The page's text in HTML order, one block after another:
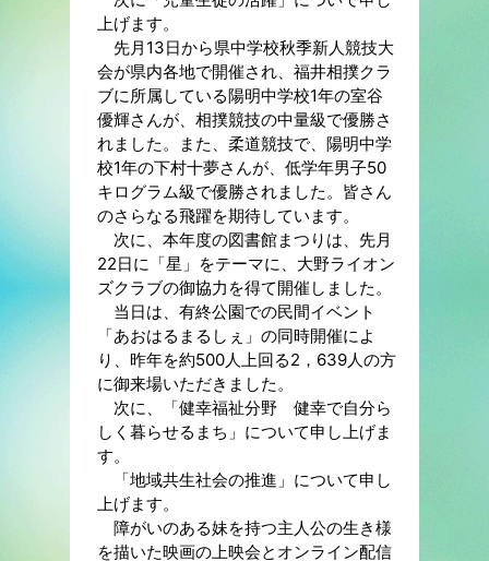
上げます。
先月13日から県中学校秋季新人競技大
会が県内各地で開催され、福井相撲クラ
ブに所属している陽明中学校1年の室谷
優輝さんが、相撲競技の中量級で優勝さ
れました。また、柔道競技で、陽明中学
校1年の下村十夢さんが、低学年男子50
キログラム級で優勝されました。皆さん
のさらなる飛躍を期待しています。
次に、本年度の図書館まつりは、先月
22日に「星」をテーマに、大野ライオン
ズクラブの御協力を得て開催しました。
当日は、有終公園での民間イベント
「あおはるまるしぇ」の同時開催によ
り、昨年を約500人上回る2，639人の方
に御来場いただきました。
次に、「健幸福祉分野 健幸で自分ら
しく暮らせるまち」について申し上げま
す。
「地域共生社会の推進」について申し
上げます。
障がいのある妹を持つ主人公の生き様
を描いた映画の上映会とオンライン配信